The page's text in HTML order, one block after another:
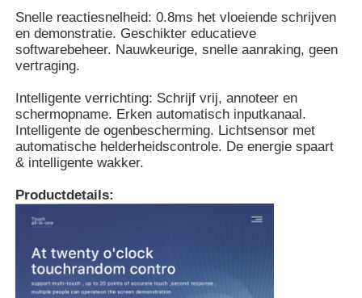
Fabrieksreis
Contacteer ons
Vraag een offerte aan
Onderwijs Interactieve Whiteboard
Snelle reactiesnelheid: 0.8ms het vloeiende schrijven
en demonstratie. Geschikter educatieve
softwarebeheer. Nauwkeurige, snelle aanraking, geen
vertraging.
Intelligente verrichting: Schrijf vrij, annoteer en
schermopname. Erken automatisch inputkanaal.
Intelligente de ogenbescherming. Lichtsensor met
automatische helderheidscontrole. De energie spaart
& intelligente wakker.
Productdetails: